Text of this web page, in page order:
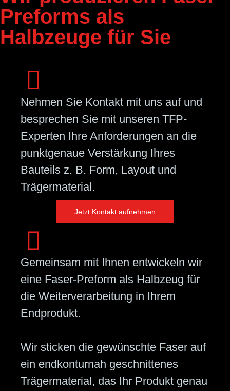
Preforms als
Halbzeuge für Sie
Nehmen Sie Kontakt mit uns auf und
besprechen Sie mit unseren TFP-
Experten Ihre Anforderungen an die
punktgenaue Verstärkung Ihres
Bauteils z. B. Form, Layout und
Trägermaterial.
Jetzt Kontakt aufnehmen
Gemeinsam mit Ihnen entwickeln wir
eine Faser-Preform als Halbzeug für
die Weiterverarbeitung in Ihrem
Endprodukt.
Wir sticken die gewünschte Faser auf
ein endkonturnah geschnittenes
Trägermaterial, das Ihr Produkt genau